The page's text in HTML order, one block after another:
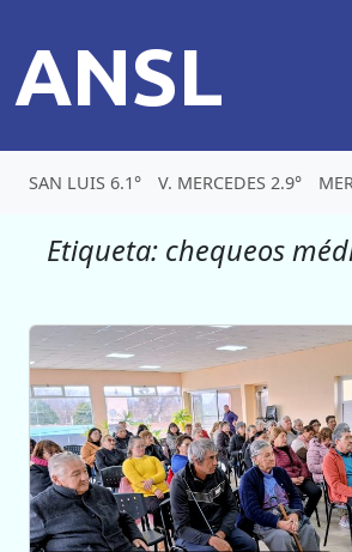
ANSL
SAN LUIS 6.1° V. MERCEDES 2.9°
Etiqueta: chequeos